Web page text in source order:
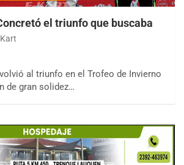
el triunfo que buscaba
al triunfo en el Trofeo de Invierno
de gran solidez…